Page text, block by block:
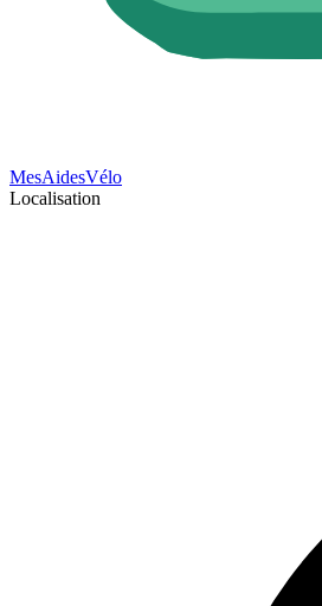
MesAidesVélo
Localisation